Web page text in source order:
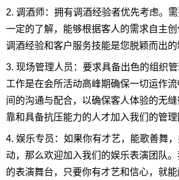
2. 调酒师：拥有调酒经验者优先考虑。
一定的了解，能够根据客人的需求自主
调酒经验和客户服务技能是您脱颖而出的
3. 现场管理人员：要求具备出色的组织
工作是在会所活动高峰期确保一切运作
间的沟通与配合，以确保客人体验的无
靠和具备抗压能力的人才加入我们的管理
4. 娱乐专员：如果你有才艺，能歌善舞
动，那么欢迎加入我们的娱乐表演团队
的表演舞台，只要你有才艺和信心，就能